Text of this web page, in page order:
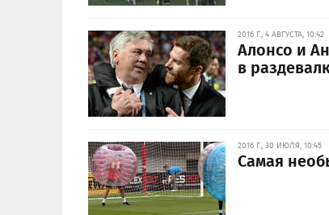
2016 Г., 4 АВГУСТА, 10:42
Алонсо и
в
2016 Г., 30 ИЮЛЯ, 10:45
Самая